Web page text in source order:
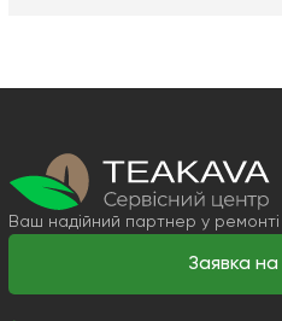
Ваш надійний партнер у
Заявка